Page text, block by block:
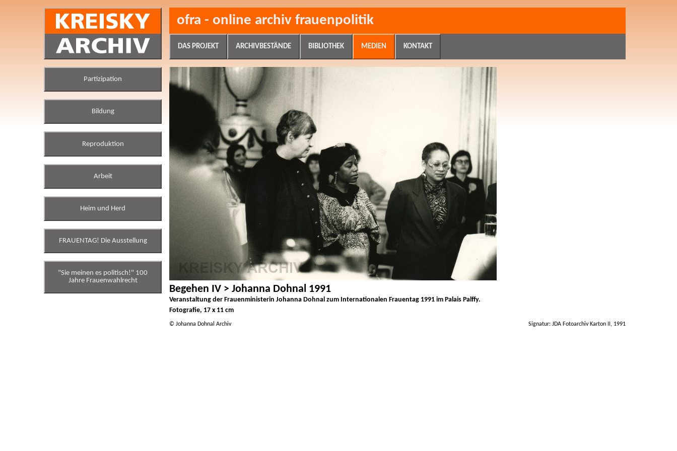
ofra - online archiv frauenpolitik
DAS PROJEKT ARCHIVBESTÄNDE BIBLIOTHEK MEDIEN KONTAKT
Partizipation
Bildung
Reproduktion
Arbeit
Heim und Herd
FRAUENTAG! Die Ausstellung
"Sie meinen es politisch!" 100
Jahre Frauenwahlrecht
Begehen IV > Johanna Dohnal 1991
Veranstaltung der Frauenministerin Johanna Dohnal zum Internationalen Frauentag 1991 im Palais Palffy.
Fotografie, 17 x 11 cm
© Johanna Dohnal Archiv Signatur: JDA Fotoarchiv Karton II, 1991